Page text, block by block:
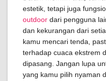
estetik, tetapi juga
outdoor dari pengguna
dan kekurangan dari
kamu mencari tenda,
terhadap cuaca ekstrem
dipasang. Jangan lupa
yang kamu pilih nyaman